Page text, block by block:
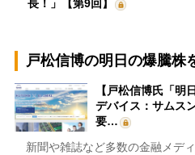
長！」【第9回】
戸松信博の明日の爆騰株
【戸松信博氏「明
デバイス：サムス
要…
新聞や雑誌など多数の金融メデ